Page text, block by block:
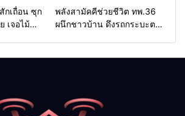
นาถนน
ว
พื้นที่ หนุนท่องเที่ยว 3 อำเภอ
ชายแดน
รั้วทั่วไทย
กเถื่อน ซุก
เจอไม้
Home แวดวงทหาร
พลังสามัคคีช่วยชีวิต ทพ.36
ผนึกชาวบ้าน ดึงรถกระบะตก